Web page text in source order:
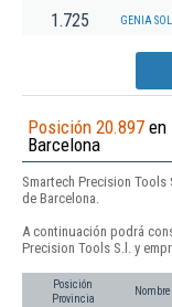
1.725 GENIA
Posición 20.897 en
Barcelona
Smartech Precision Tools
de Barcelona.
A continuación podrá
Precision Tools S.l. y
Posición
Provincia